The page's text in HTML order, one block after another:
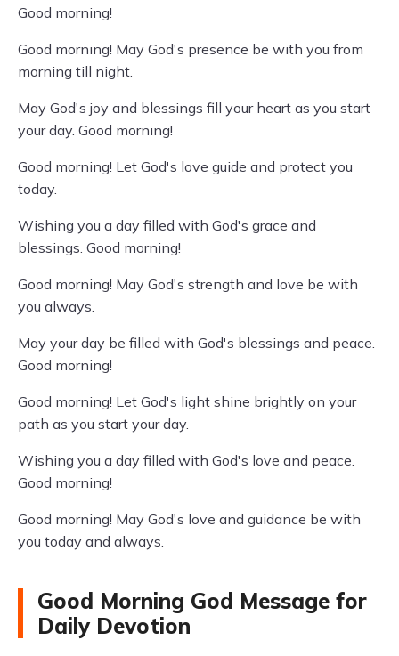
Good morning!
Good morning! May God's presence be with you from
morning till night.
May God's joy and blessings fill your heart as you start
your day. Good morning!
Good morning! Let God's love guide and protect you
today.
Wishing you a day filled with God's grace and
blessings. Good morning!
Good morning! May God's strength and love be with
you always.
May your day be filled with God's blessings and peace.
Good morning!
Good morning! Let God's light shine brightly on your
path as you start your day.
Wishing you a day filled with God's love and peace.
Good morning!
Good morning! May God's love and guidance be with
you today and always.
Good Morning God Message for
Daily Devotion